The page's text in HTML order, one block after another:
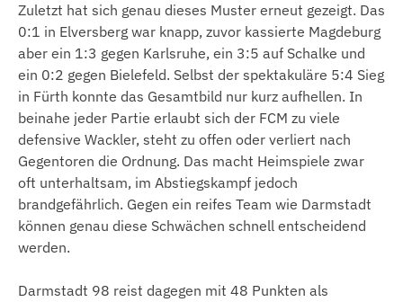
Zuletzt hat sich genau dieses Muster erneut gezeigt. Das
0:1 in Elversberg war knapp, zuvor kassierte Magdeburg
aber ein 1:3 gegen Karlsruhe, ein 3:5 auf Schalke und
ein 0:2 gegen Bielefeld. Selbst der spektakuläre 5:4 Sieg
in Fürth konnte das Gesamtbild nur kurz aufhellen. In
beinahe jeder Partie erlaubt sich der FCM zu viele
defensive Wackler, steht zu offen oder verliert nach
Gegentoren die Ordnung. Das macht Heimspiele zwar
oft unterhaltsam, im Abstiegskampf jedoch
brandgefährlich. Gegen ein reifes Team wie Darmstadt
können genau diese Schwächen schnell entscheidend
werden.
Darmstadt 98 reist dagegen mit 48 Punkten als